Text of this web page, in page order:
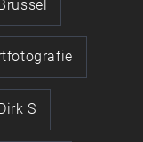
Dirk S